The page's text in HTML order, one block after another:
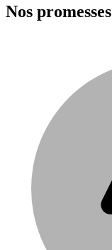
Nos promesses